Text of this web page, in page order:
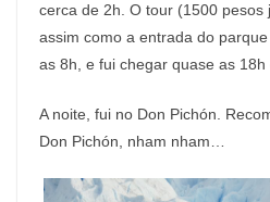
cerca de 2h. O tour (1500 pesos
assim como a entrada do
as 8h, e fui chegar quase as 18h
A noite, fui no Don Pichón.
Don Pichón, nham nham…